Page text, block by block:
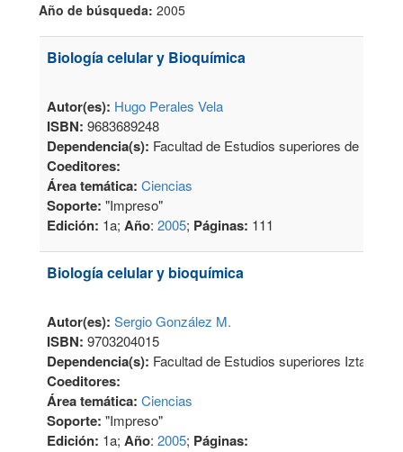
Año de búsqueda: 2005
Biología celular y Bioquímica
Autor(es): Hugo Perales Vela
ISBN:9683689248
Dependencia(s): Facultad de Estudios superiores de
Coeditores:
Área temática: Ciencias
Soporte: "Impreso"
Edición: 1a;Año:2005; Páginas: 111
Biología celular y bioquímica
Autor(es):Sergio González M.
ISBN:9703204015
Dependencia(s): Facultad de Estudios superiores Iztacala
Coeditores:
Área temática: Ciencias
Soporte: "Impreso"
Edición: 1a;Año:2005; Páginas: